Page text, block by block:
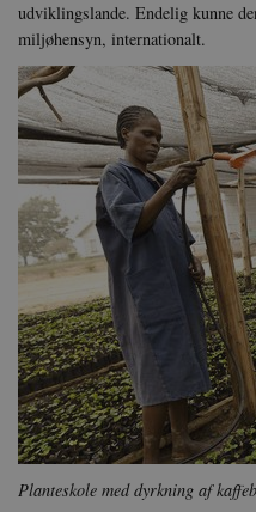
udviklingslande. Endelig kunne
miljøhensyn, internationalt.
Planteskole med dyrkning af